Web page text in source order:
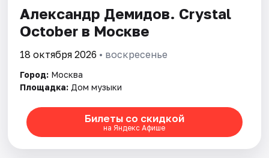
Площадки
Артисты
Александр Демидов. Crystal
October в Москве
18 октября 2026 • воскресенье
Город: Москва
Площадка: Дом музыки
Билеты со скидкой
на Яндекс Афише